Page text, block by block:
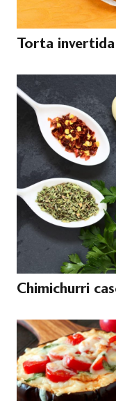
Torta invertida
Chimichurri